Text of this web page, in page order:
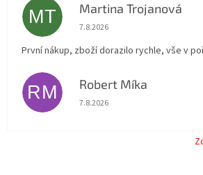
MT Martina Trojanová
Hodnocení obchodu je 5 z 5
7.8.2026
První nákup, zboží dorazilo rychle, vše v
RM Robert Míka
Hodnocení obchodu je 5 z 5
7.8.2026